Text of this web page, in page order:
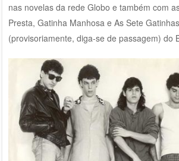
nas novelas da rede Globo e também com
Presta, Gatinha Manhosa e As Sete
(provisoriamente, diga-se de passagem) do